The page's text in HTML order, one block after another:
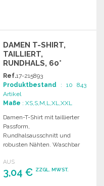
DAMEN T-SHIRT,
TAILLIERT,
RUNDHALS, 60°
WASCHBAR ZU
GROSSHANDELSPREISEN
Ref.17-215893
Produktbestand : 10 843
Artikel
Maße : XS,S,M,L,XL,XXL
Damen-T-Shirt mit taillierter
Passform,
Rundhalsausschnitt und
robusten Nähten. Waschbar
täglichen Gebrauch.
AUS
3,04 € ZZGL. MWST.